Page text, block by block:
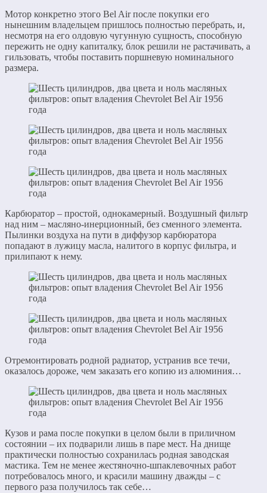
Мотор конкретно этого Bel Air после покупки его
нынешним владельцем пришлось полностью перебрать, и,
несмотря на его олдовую чугунную сущность, способную
пережить не одну капиталку, блок решили не растачивать, а
гильзовать, чтобы поставить поршневую номинального
размера.
Карбюратор – простой, однокамерный. Воздушный фильтр
над ним – масляно-инерционный, без сменного элемента.
Пылинки воздуха на пути в диффузор карбюратора
попадают в лужицу масла, налитого в корпус фильтра, и
прилипают к нему.
Отремонтировать родной радиатор, устранив все течи,
оказалось дороже, чем заказать его копию из алюминия…
Кузов и рама после покупки в целом были в приличном
состоянии – их подварили лишь в паре мест. На днище
практически полностью сохранилась родная заводская
мастика. Тем не менее жестяночно-шпаклевочных работ
потребовалось много, и красили машину дважды – с
первого раза получилось так себе…